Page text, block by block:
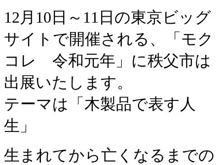
12月10日～11日の東京ビッグ
サイトで開催される、「モク
コレ 令和元年」に秩父市は
出展いたします。
テーマは「木製品で表す人
生」
生まれてから亡くなるまでの